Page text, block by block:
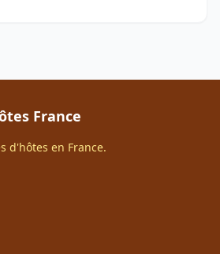
France
d'hôtes en France.